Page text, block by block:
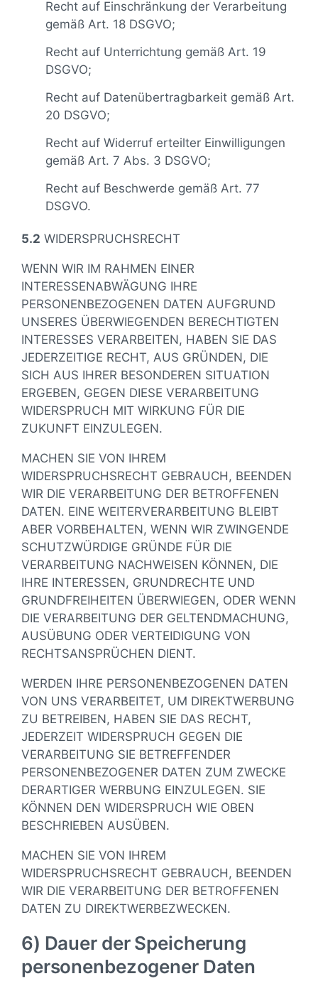
Recht auf Einschränkung der Verarbeitung
gemäß Art. 18 DSGVO;
Recht auf Unterrichtung gemäß Art. 19
DSGVO;
Recht auf Datenübertragbarkeit gemäß Art.
20 DSGVO;
Recht auf Widerruf erteilter Einwilligungen
gemäß Art. 7 Abs. 3 DSGVO;
Recht auf Beschwerde gemäß Art. 77
DSGVO.
5.2 WIDERSPRUCHSRECHT
WENN WIR IM RAHMEN EINER
INTERESSENABWÄGUNG IHRE
PERSONENBEZOGENEN DATEN AUFGRUND
UNSERES ÜBERWIEGENDEN BERECHTIGTEN
INTERESSES VERARBEITEN, HABEN SIE DAS
JEDERZEITIGE RECHT, AUS GRÜNDEN, DIE
SICH AUS IHRER BESONDEREN SITUATION
ERGEBEN, GEGEN DIESE VERARBEITUNG
WIDERSPRUCH MIT WIRKUNG FÜR DIE
ZUKUNFT EINZULEGEN.
MACHEN SIE VON IHREM
WIDERSPRUCHSRECHT GEBRAUCH, BEENDEN
WIR DIE VERARBEITUNG DER BETROFFENEN
DATEN. EINE WEITERVERARBEITUNG BLEIBT
ABER VORBEHALTEN, WENN WIR ZWINGENDE
SCHUTZWÜRDIGE GRÜNDE FÜR DIE
VERARBEITUNG NACHWEISEN KÖNNEN, DIE
IHRE INTERESSEN, GRUNDRECHTE UND
GRUNDFREIHEITEN ÜBERWIEGEN, ODER WENN
DIE VERARBEITUNG DER GELTENDMACHUNG,
AUSÜBUNG ODER VERTEIDIGUNG VON
RECHTSANSPRÜCHEN DIENT.
WERDEN IHRE PERSONENBEZOGENEN DATEN
VON UNS VERARBEITET, UM DIREKTWERBUNG
ZU BETREIBEN, HABEN SIE DAS RECHT,
JEDERZEIT WIDERSPRUCH GEGEN DIE
VERARBEITUNG SIE BETREFFENDER
PERSONENBEZOGENER DATEN ZUM ZWECKE
DERARTIGER WERBUNG EINZULEGEN. SIE
KÖNNEN DEN WIDERSPRUCH WIE OBEN
BESCHRIEBEN AUSÜBEN.
MACHEN SIE VON IHREM
WIDERSPRUCHSRECHT GEBRAUCH, BEENDEN
WIR DIE VERARBEITUNG DER BETROFFENEN
DATEN ZU DIREKTWERBEZWECKEN.
6) Dauer der Speicherung
personenbezogener Daten